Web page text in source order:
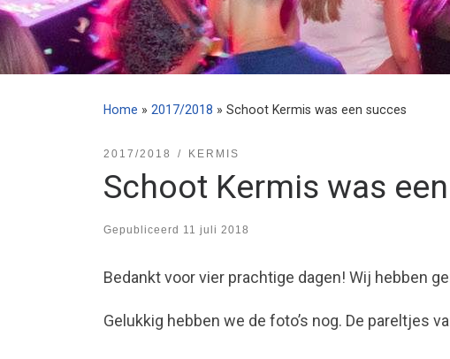
Home » 2017/2018 » Schoot Kermis was een succes
2017/2018 KERMIS
Schoot Kermis was
Gepubliceerd 11 juli 2018
Bedankt voor vier prachtige dagen! Wij hebben
Gelukkig hebben we de foto’s nog. De pareltjes